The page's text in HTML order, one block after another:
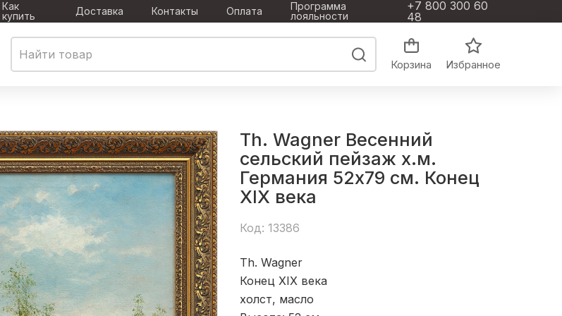
Как
купить
Доставка Контакты Оплата
Программа
лояльности
+7 800 300 60
48
Корзина Избранное
Th. Wagner Весенний
сельский пейзаж х.м.
Германия 52x79 см. Конец
XIX века
Код: 13386
Th. Wagner
Конец XIX века
холст, масло